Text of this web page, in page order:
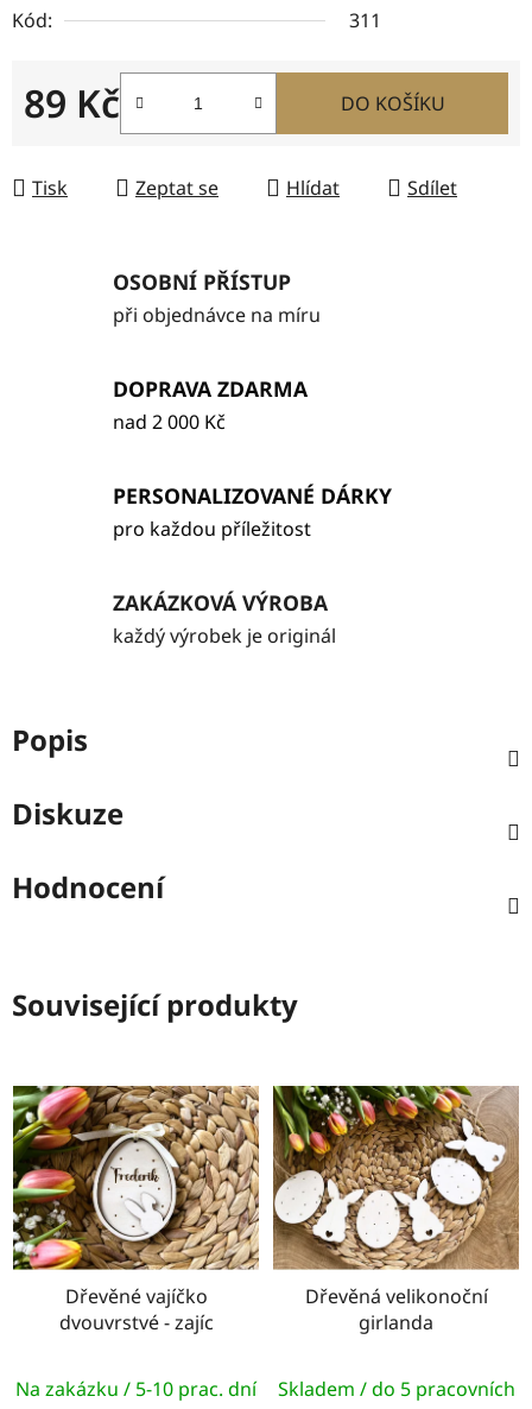
Kód:
311
89 Kč
Měrná cena:
DO KOŠÍKU
Tisk Zeptat se Hlídat Sdílet
OSOBNÍ PŘÍSTUP
při objednávce na míru
DOPRAVA ZDARMA
nad 2 000 Kč
PERSONALIZOVANÉ DÁRKY
pro každou příležitost
ZAKÁZKOVÁ VÝROBA
každý výrobek je originál
Popis
Diskuze
Hodnocení
Související produkty
Dřevěné vajíčko
dvouvrstvé - zajíc
Na zakázku / 5-10 prac. dní
Dřevěná velikonoční
girlanda
Skladem / do 5 pracovních